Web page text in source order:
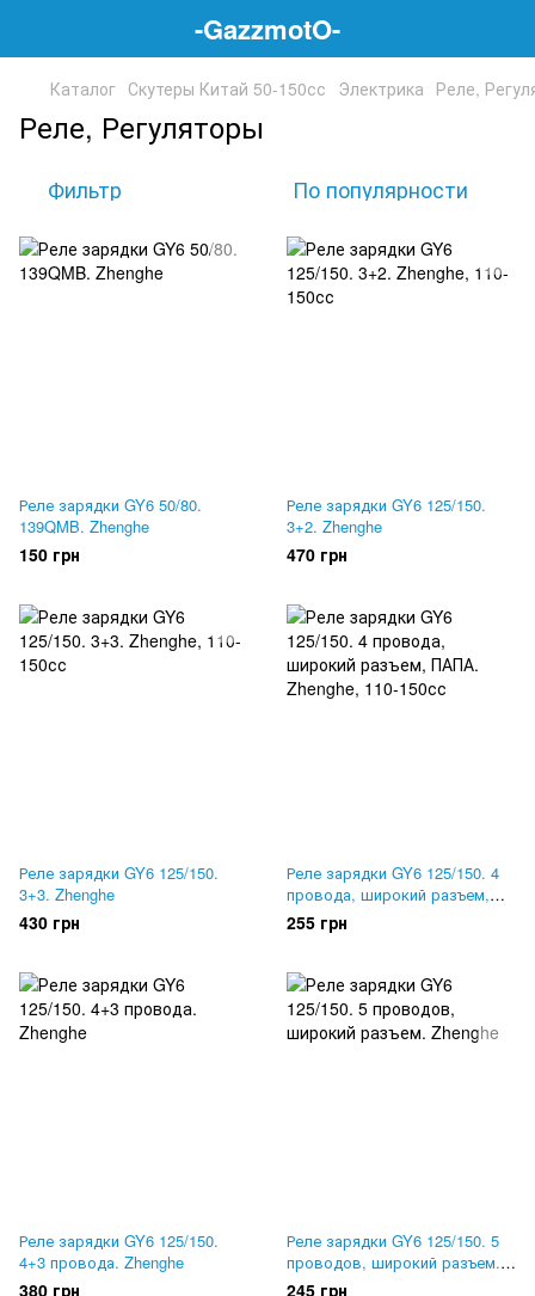
-GazzmotO-
Каталог Скутеры Китай 50-150сс Электрика Реле,
Реле, Регуляторы
Фильтр По популярности
Реле зарядки GY6 50/80.
139QMB. Zhenghe
150 грн
Реле зарядки GY6 125/150.
3+2. Zhenghe
470 грн
Реле зарядки GY6 125/150.
3+3. Zhenghe
430 грн
Реле зарядки GY6 125/150. 4
провода, широкий разъем,
ПАПА. Zhenghe
255 грн
Реле зарядки GY6 125/150.
4+3 провода. Zhenghe
380 грн
Реле зарядки GY6 125/150. 5
проводов, широкий разъем.
Zhenghe
245 грн